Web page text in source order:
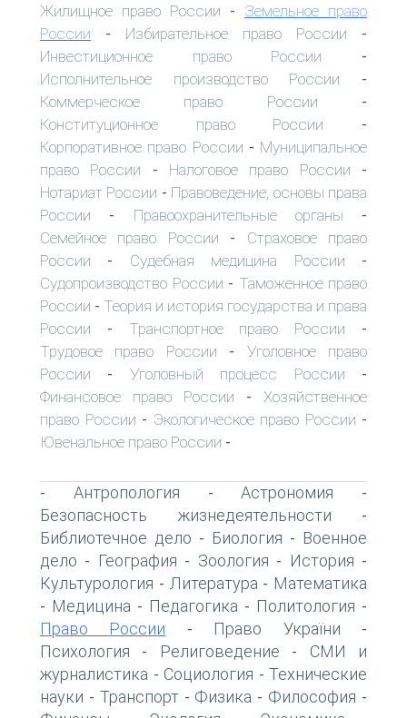
Жилищное право России - Земельное право
России - Избирательное право России -
Инвестиционное право России -
Исполнительное производство России -
Коммерческое право России -
Конституционное право России -
Корпоративное право России - Муниципальное
право России - Налоговое право России -
Нотариат России - Правоведение, основы права
России - Правоохранительные органы -
Семейное право России - Страховое право
России - Судебная медицина России -
Судопроизводство России - Таможенное право
России - Теория и история государства и права
России - Транспортное право России -
Трудовое право России - Уголовное право
России - Уголовный процесс России -
Финансовое право России - Хозяйственное
право России - Экологическое право России -
Ювенальное право России -
- Антропология -Астрономия -
Безопасность жизнедеятельности -
Библиотечное дело - Биология - Военное
дело - География - Зоология - История -
Культурология - Литература - Математика
- Медицина - Педагогика - Политология -
Право России - Право України -
Психология - Религоведение - СМИ и
журналистика - Социология - Технические
науки - Транспорт- Физика - Философия -